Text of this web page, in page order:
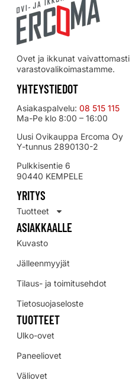
Ovet ja ikkunat vaivattomasti
varastovalikoimastamme.
YHTEYSTIEDOT
Asiakaspalvelu: 08 515 115
Ma-Pe klo 8:00 – 16:00
Uusi Ovikauppa Ercoma Oy
Y-tunnus 2890130-2
Pulkkisentie 6
90440 KEMPELE
YRITYS
Tuotteet
ASIAKKAALLE
Kuvasto
Jälleenmyyjät
Tilaus- ja toimitusehdot
Tietosuojaseloste
TUOTTEET
Ulko-ovet
Paneeliovet
Väliovet